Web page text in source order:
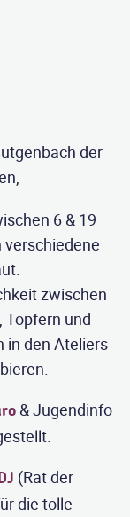
der
6 & 19
zwischen
Töpfern und
in den Ateliers
& Jugendinfo
(Rat der
die tolle